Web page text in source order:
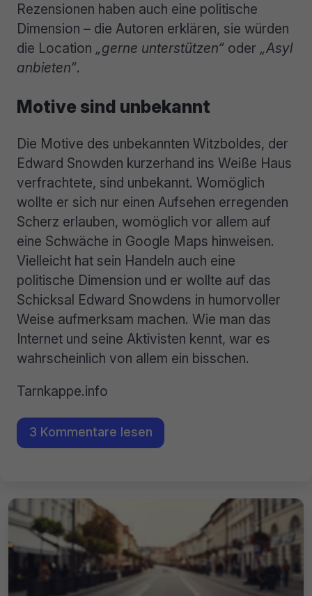
Rezensionen haben auch eine politische
Dimension – die Autoren erklären, sie würden
die Location „gerne unterstützen“ oder „Asyl
anbieten“.
Motive sind unbekannt
Die Motive des unbekannten Witzboldes, der
Edward Snowden kurzerhand ins Weiße Haus
verfrachtete, sind unbekannt. Womöglich
wollte er sich nur einen Aufsehen erregenden
Scherz erlauben, womöglich vor allem auf
eine Schwäche in Google Maps hinweisen.
Vielleicht hat sein Handeln auch eine
politische Dimension und er wollte auf das
Schicksal Edward Snowdens in humorvoller
Weise aufmerksam machen. Wie man das
Internet und seine Aktivisten kennt, war es
wahrscheinlich von allem ein bisschen.
Tarnkappe.info
3 Kommentare lesen